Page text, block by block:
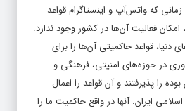
فعالیت آن‌ها در کشور وجود ندارد.
دنیا، قواعد حاکمیتی آن‌ها را برای
در حوزه‌های امنیتی، فرهنگی و
را پذیرفتند و آن قواعد را اعمال
ایران. آنها در واقع حاکمیت ما را
اسقلال کشور ما مغایرت دارد.